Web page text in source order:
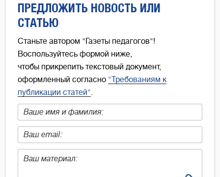
ПРЕДЛОЖИТЬ НОВОСТЬ ИЛИ
СТАТЬЮ
Станьте автором "Газеты педагогов"!
Воспользуйтесь формой ниже,
чтобы прикрепить текстовый документ,
оформленный согласно "Требованиям к
публикации статей".